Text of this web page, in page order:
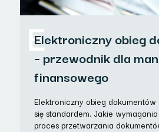
E
Elektroniczny obieg
– przewodnik dla
finansowego
Elektroniczny obieg
się standardem. Jakie
proces przetwarzania